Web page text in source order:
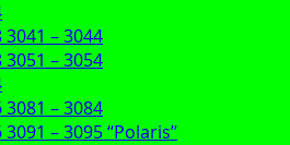
3041 – 3044
3051 – 3054
3081 – 3084
– 3095 “Polaris”